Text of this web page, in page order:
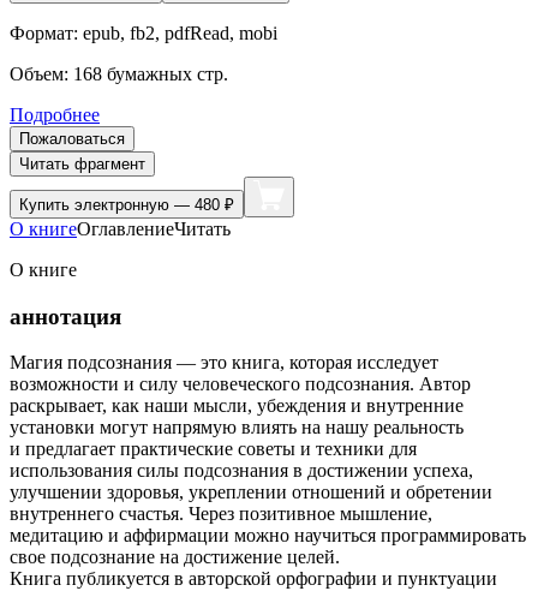
Формат: epub, fb2, pdfRead, mobi
Объем: 168 бумажных стр.
Подробнее
Пожаловаться
Читать фрагмент
Купить электронную — 480 ₽
О книгеОглавлениеЧитать
О книге
аннотация
Магия подсознания — это книга, которая исследует
возможности и силу человеческого подсознания. Автор
раскрывает, как наши мысли, убеждения и внутренние
установки могут напрямую влиять на нашу реальность
и предлагает практические советы и техники для
использования силы подсознания в достижении успеха,
улучшении здоровья, укреплении отношений и обретении
внутреннего счастья. Через позитивное мышление,
медитацию и аффирмации можно научиться программировать
свое подсознание на достижение целей.
Книга публикуется в авторской орфографии и пунктуации